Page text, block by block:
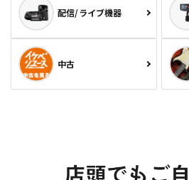
配信/ライブ機器
中古